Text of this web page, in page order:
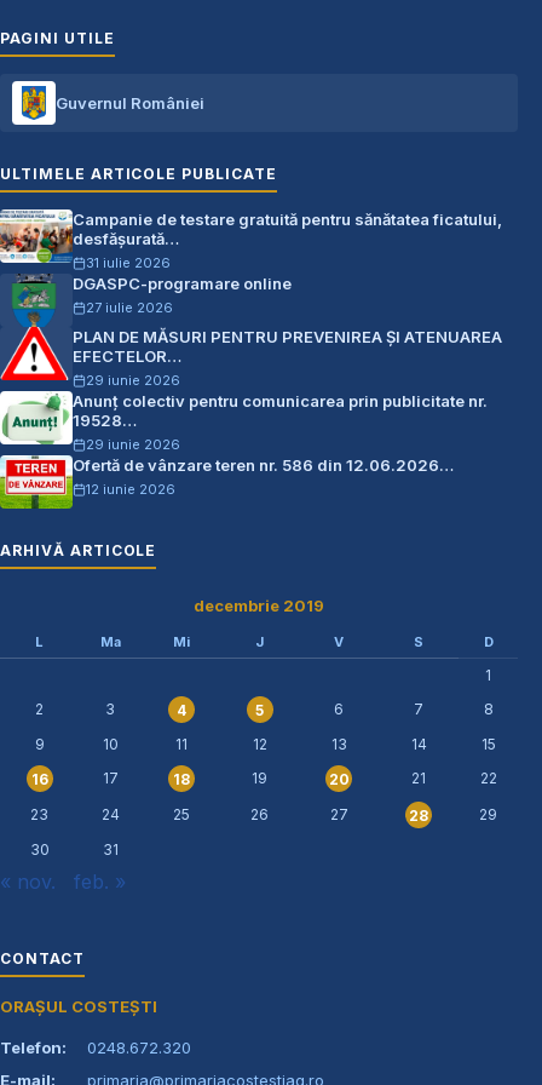
PAGINI UTILE
Guvernul României
ULTIMELE ARTICOLE PUBLICATE
Campanie de testare gratuită pentru sănătatea ficatului,
desfășurată…
31 iulie 2026
DGASPC-programare online
27 iulie 2026
PLAN DE MĂSURI PENTRU PREVENIREA ŞI ATENUAREA
EFECTELOR…
29 iunie 2026
Anunț colectiv pentru comunicarea prin publicitate nr.
19528…
29 iunie 2026
Ofertă de vânzare teren nr. 586 din 12.06.2026…
12 iunie 2026
ARHIVĂ ARTICOLE
decembrie 2019
L Ma Mi J V S D
1
2
3 4 5 6 7
8
9
10 11 12 13 14
15
16
17 18 19 20 21
22
23
24 25 26 27 28
29
30
31
« nov. feb. »
CONTACT
ORAȘUL COSTEȘTI
Telefon:
0248.672.320
E-mail:
primaria@primariacostestiag.ro